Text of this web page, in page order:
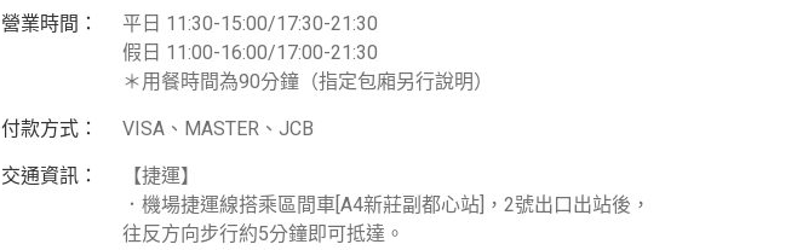
營業時間：
平日 11:30-15:00/17:30-21:30
假日 11:00-16:00/17:00-21:30
＊用餐時間為90分鐘（指定包廂另行說明）
付款方式： VISA、MASTER、JCB
交通資訊：
【捷運】
．機場捷運線搭乘區間車[A4新莊副都心站]，2號出口出站後，
往反方向步行約5分鐘即可抵達。